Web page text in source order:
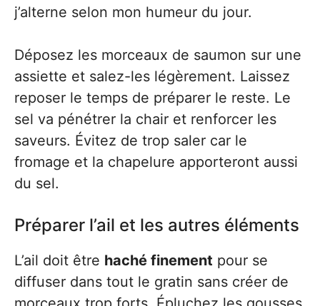
j’alterne selon mon humeur du jour.
Déposez les morceaux de saumon sur une
assiette et salez-les légèrement. Laissez
reposer le temps de préparer le reste. Le
sel va pénétrer la chair et renforcer les
saveurs. Évitez de trop saler car le
fromage et la chapelure apporteront aussi
du sel.
Préparer l’ail et les autres éléments
L’ail doit être haché finement pour se
diffuser dans tout le gratin sans créer de